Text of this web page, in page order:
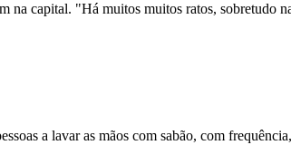
na capital. "Há muitos muitos ratos, sobretudo
a lavar as mãos com sabão, com